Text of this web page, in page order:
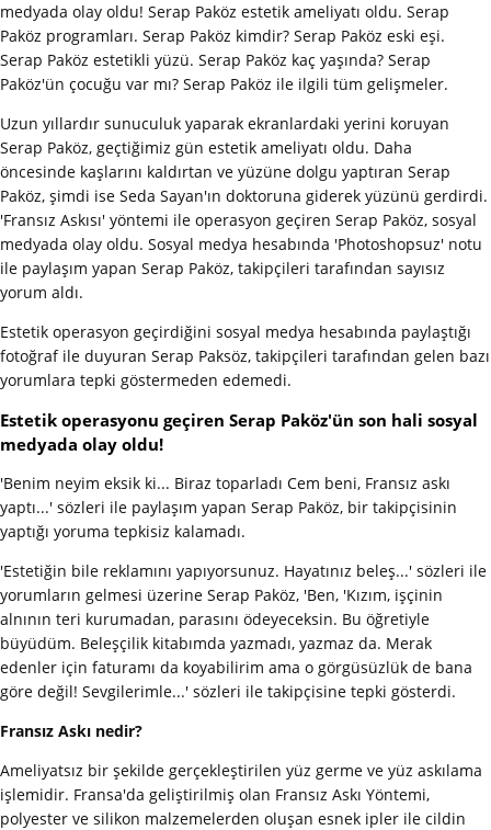
medyada olay oldu! Serap Paköz estetik ameliyatı oldu. Serap
Paköz programları. Serap Paköz kimdir? Serap Paköz eski eşi.
Serap Paköz estetikli yüzü. Serap Paköz kaç yaşında? Serap
Paköz'ün çocuğu var mı? Serap Paköz ile ilgili tüm gelişmeler.
Uzun yıllardır sunuculuk yaparak ekranlardaki yerini koruyan
Serap Paköz, geçtiğimiz gün estetik ameliyatı oldu. Daha
öncesinde kaşlarını kaldırtan ve yüzüne dolgu yaptıran Serap
Paköz, şimdi ise Seda Sayan'ın doktoruna giderek yüzünü gerdirdi.
'Fransız Askısı' yöntemi ile operasyon geçiren Serap Paköz, sosyal
medyada olay oldu. Sosyal medya hesabında 'Photoshopsuz' notu
ile paylaşım yapan Serap Paköz, takipçileri tarafından sayısız
yorum aldı.
Estetik operasyon geçirdiğini sosyal medya hesabında paylaştığı
fotoğraf ile duyuran Serap Paksöz, takipçileri tarafından gelen bazı
yorumlara tepki göstermeden edemedi.
Estetik operasyonu geçiren Serap Paköz'ün son hali sosyal
medyada olay oldu!
'Benim neyim eksik ki... Biraz toparladı Cem beni, Fransız askı
yaptı...' sözleri ile paylaşım yapan Serap Paköz, bir takipçisinin
yaptığı yoruma tepkisiz kalamadı.
'Estetiğin bile reklamını yapıyorsunuz. Hayatınız beleş...' sözleri ile
yorumların gelmesi üzerine Serap Paköz, 'Ben, 'Kızım, işçinin
alnının teri kurumadan, parasını ödeyeceksin. Bu öğretiyle
büyüdüm. Beleşçilik kitabımda yazmadı, yazmaz da. Merak
edenler için faturamı da koyabilirim ama o görgüsüzlük de bana
göre değil! Sevgilerimle...' sözleri ile takipçisine tepki gösterdi.
Fransız Askı nedir?
Ameliyatsız bir şekilde gerçekleştirilen yüz germe ve yüz askılama
işlemidir. Fransa'da geliştirilmiş olan Fransız Askı Yöntemi,
polyester ve silikon malzemelerden oluşan esnek ipler ile cildin